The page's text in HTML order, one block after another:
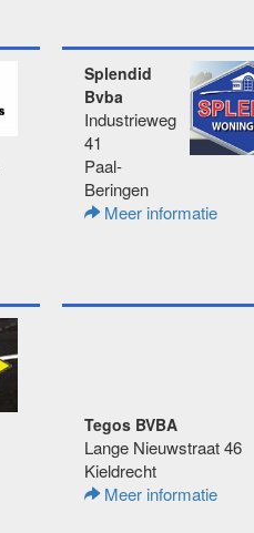
Splendid
Bvba
Industrieweg
41
Paal-
Beringen
Meer informatie
Tegos BVBA
Lange Nieuwstraat 46
Kieldrecht
Meer informatie